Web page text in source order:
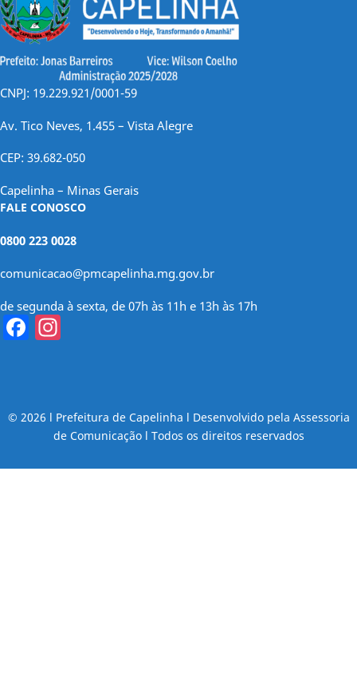
CNPJ: 19.229.921/0001-59
Av. Tico Neves, 1.455 – Vista Alegre
CEP: 39.682-050
Capelinha – Minas Gerais
FALE CONOSCO
0800 223 0028
comunicacao@pmcapelinha.mg.gov.br
de segunda à sexta, de 07h às 11h e 13h às 17h
Facebook
© 2026 l Prefeitura de Capelinha l Desenvolvido pela Assessoria
de Comunicação l Todos os direitos reservados